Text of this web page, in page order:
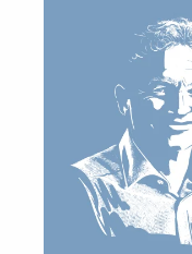
Tuchtrecht